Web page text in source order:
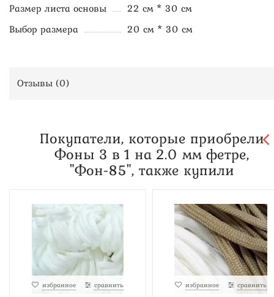
Размер листа основы
22 см * 30 см
Выбор размера
20 см * 30 см
Отзывы (0)
Покупатели, которые приобрели
Фоны 3 в 1 на 2.0 мм фетре,
"Фон-85", также купили
избранное сравнить избранное сравнить